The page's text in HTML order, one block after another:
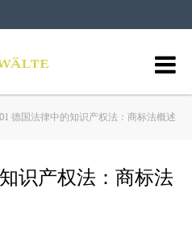
德国法律中的知识产权法：商标法概述
识产权法：商标法